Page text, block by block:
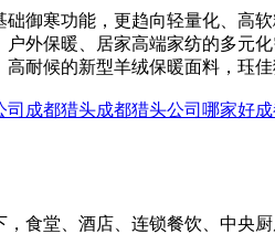
御寒功能，更趋向轻量化、高
外保暖、居家高端家纺的多元
耐候的新型羊绒保暖面料，珏
司 成都猎头成都猎头公司哪家好
食堂、酒店、连锁餐饮、中央